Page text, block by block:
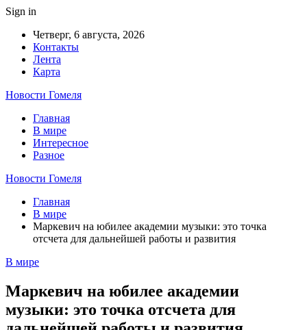
Sign in
Четверг, 6 августа, 2026
Контакты
Лента
Карта
Новости Гомеля
Главная
В мире
Интересное
Разное
Новости Гомеля
Главная
В мире
Маркевич на юбилее академии музыки: это точка
отсчета для дальнейшей работы и развития
В мире
Маркевич на юбилее академии
музыки: это точка отсчета для